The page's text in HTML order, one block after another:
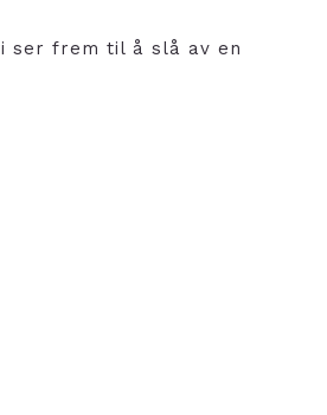
ser frem til å slå av en